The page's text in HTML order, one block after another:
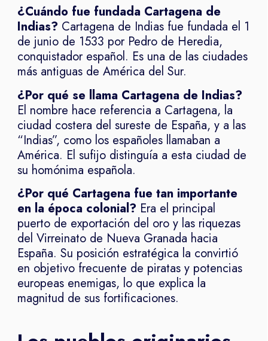
¿Cuándo fue fundada Cartagena de
Indias? Cartagena de Indias fue fundada el 1
de junio de 1533 por Pedro de Heredia,
conquistador español. Es una de las ciudades
más antiguas de América del Sur.
¿Por qué se llama Cartagena de Indias?
El nombre hace referencia a Cartagena, la
ciudad costera del sureste de España, y a las
“Indias”, como los españoles llamaban a
América. El sufijo distinguía a esta ciudad de
su homónima española.
¿Por qué Cartagena fue tan importante
en la época colonial? Era el principal
puerto de exportación del oro y las riquezas
del Virreinato de Nueva Granada hacia
España. Su posición estratégica la convirtió
en objetivo frecuente de piratas y potencias
europeas enemigas, lo que explica la
magnitud de sus fortificaciones.